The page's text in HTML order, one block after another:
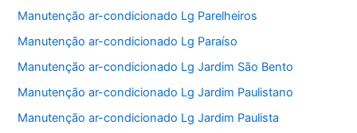
Manutenção ar-condicionado Lg Parelheiros
Manutenção ar-condicionado Lg Paraíso
Manutenção ar-condicionado Lg Jardim São Bento
Manutenção ar-condicionado Lg Jardim Paulistano
Manutenção ar-condicionado Lg Jardim Paulista